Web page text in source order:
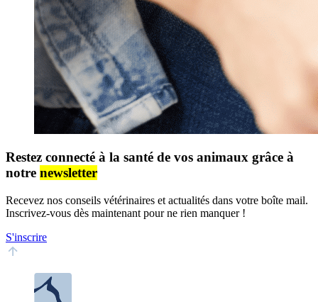
Restez connecté à la santé de vos animaux grâce à
notre newsletter
Recevez nos conseils vétérinaires et actualités dans votre boîte mail.
Inscrivez-vous dès maintenant pour ne rien manquer !
S'inscrire